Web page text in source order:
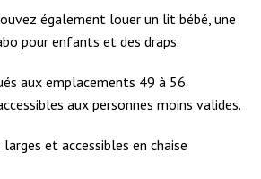
également louer un lit bébé, une
pour enfants et des draps.
aux emplacements 49 à 56.
aux personnes moins valides.
et accessibles en chaise